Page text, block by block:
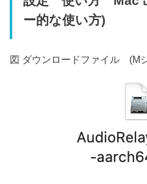
ー的な使い方)
図 ダウンロードファイル (M